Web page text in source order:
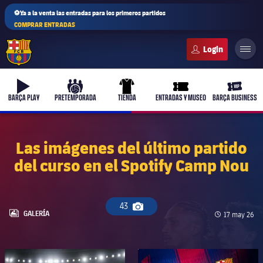
⚽Ya a la venta las entradas para los primeros partidos
COMPRAR ENTRADAS
b-play
BARÇA PLAY
culers-ball
PRETEMPORADA
uniform
TIENDA
ticket-full
ENTRADAS Y MUSEO
ticket-
BARÇA BUSINESS
PLUSICON
MÁS
Femenino
plusicon
más
Barça Atlètic
plusicon
más
Las imágenes del último partido
del curso en el Spotify Camp Nou
43
Icono de cámara
LABEL.ARIA.GALLERY
GALERÍA Fecha de
17 may 26
FC Barcelona club badge FC Barcelona club badge